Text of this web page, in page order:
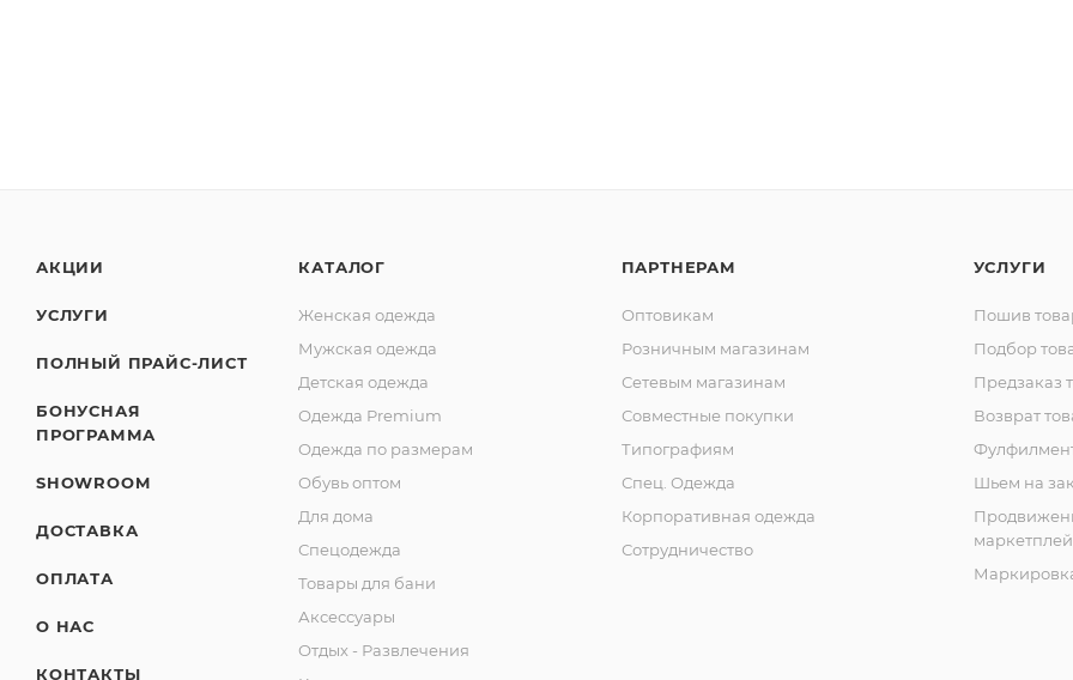
АКЦИИ
УСЛУГИ
ПОЛНЫЙ ПРАЙС-ЛИСТ
БОНУСНАЯ
ПРОГРАММА
SHOWROOM
ДОСТАВКА
ОПЛАТА
О НАС
КОНТАКТЫ
КАТАЛОГ
Женская одежда
Мужская одежда
Детская одежда
Одежда Premium
Одежда по размерам
Обувь оптом
Для дома
Спецодежда
Товары для бани
Аксессуары
Отдых - Развлечения
ПАРТНЕРАМ
Оптовикам
Розничным магазинам
Сетевым магазинам
Совместные покупки
Типографиям
Спец. Одежда
Корпоративная одежда
Сотрудничество
УСЛУГИ
Пошив
Подбор
Предзаказ
Возврат
Шьем на